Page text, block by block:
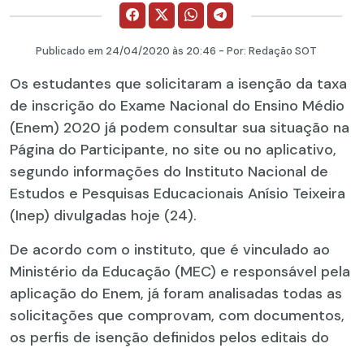
Publicado em 24/04/2020 às 20:46 - Por: Redação SOT
Os estudantes que solicitaram a isenção da taxa
de inscrição do Exame Nacional do Ensino Médio
(Enem) 2020 já podem consultar sua situação na
Página do Participante, no site ou no aplicativo,
segundo informações do Instituto Nacional de
Estudos e Pesquisas Educacionais Anísio Teixeira
(Inep) divulgadas hoje (24).
De acordo com o instituto, que é vinculado ao
Ministério da Educação (MEC) e responsável pela
aplicação do Enem, já foram analisadas todas as
solicitações que comprovam, com documentos,
os perfis de isenção definidos pelos editais do